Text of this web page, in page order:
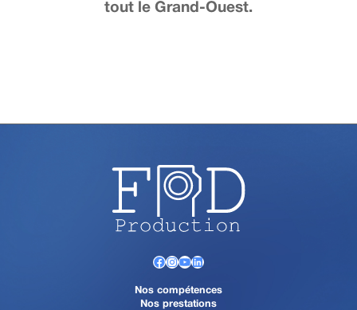
tout le Grand-Ouest.
Facebook
Instagram
YouTube
LinkedIn
Nos compétences
Nos prestations